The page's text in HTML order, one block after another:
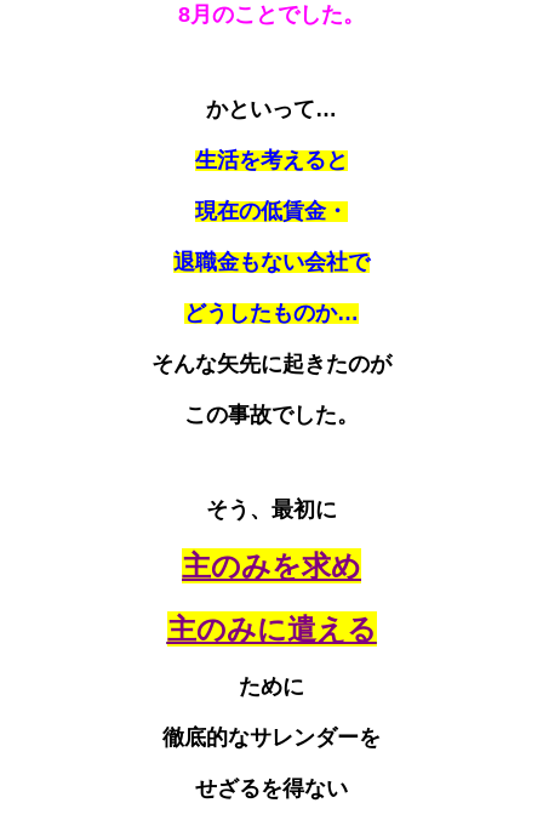
8月のことでした。
かといって…
生活を考えると
現在の低賃金・
退職金もない会社で
どうしたものか…
そんな矢先に起きたのが
この事故でした。
そう、最初に
主のみを求め
主のみに遣える
ために
徹底的なサレンダーを
せざるを得ない